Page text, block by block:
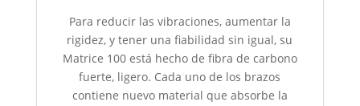
Para reducir las vibraciones, aumentar la
rigidez, y tener una fiabilidad sin igual, su
Matrice 100 está hecho de fibra de carbono
fuerte, ligero. Cada uno de los brazos
contiene nuevo material que absorbe la